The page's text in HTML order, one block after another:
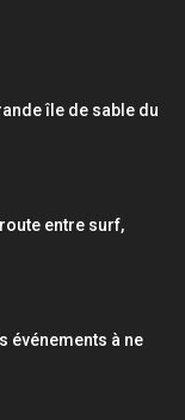
île de sable du
entre surf,
événements à ne